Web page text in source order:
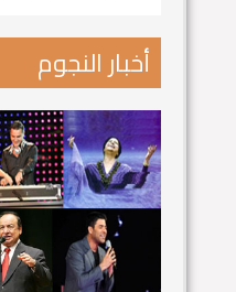
أخبار النجوم